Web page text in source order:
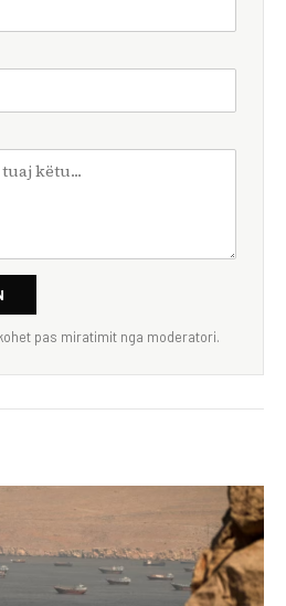
pas miratimit nga moderatori.